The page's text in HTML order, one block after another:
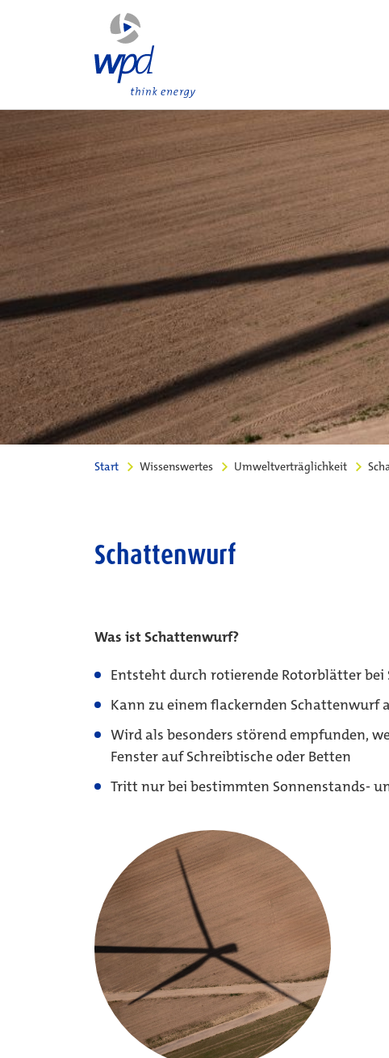
Start Wissenswertes Umweltverträglichkeit
Schattenwurf
Was ist Schattenwurf?
Entsteht durch rotierende Rotorblätter bei
Kann zu einem flackernden Schattenwurf
Wird als besonders störend empfunden,
Fenster auf Schreibtische oder Betten
Tritt nur bei bestimmten Sonnenstands-